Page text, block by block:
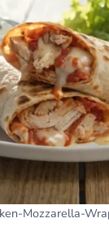
Mozzarella-